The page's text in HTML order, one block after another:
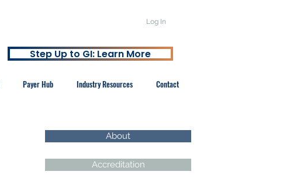
Log In
Step Up to GI: Learn More
Payer Hub Industry Resources Contact
About
Accreditation